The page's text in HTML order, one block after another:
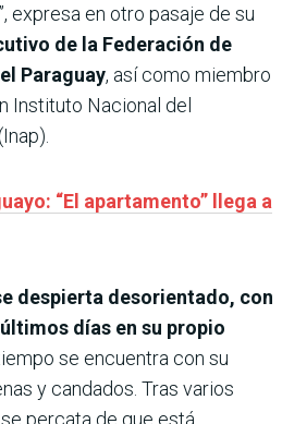
expresa en otro pasaje de su
de la Federación de
Paraguay, así como miembro
Instituto Nacional del
“El apartamento” llega a
despierta desorientado, con
días en su propio
se encuentra con su
y candados. Tras varios
percata de que está